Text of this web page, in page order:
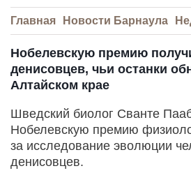
Главная Новости Барнаула
Нобелевскую премию
денисовцев, чьи останки
Алтайском крае
Шведский биолог Сванте
Нобелевскую премию
за исследование эволюции
денисовцев.